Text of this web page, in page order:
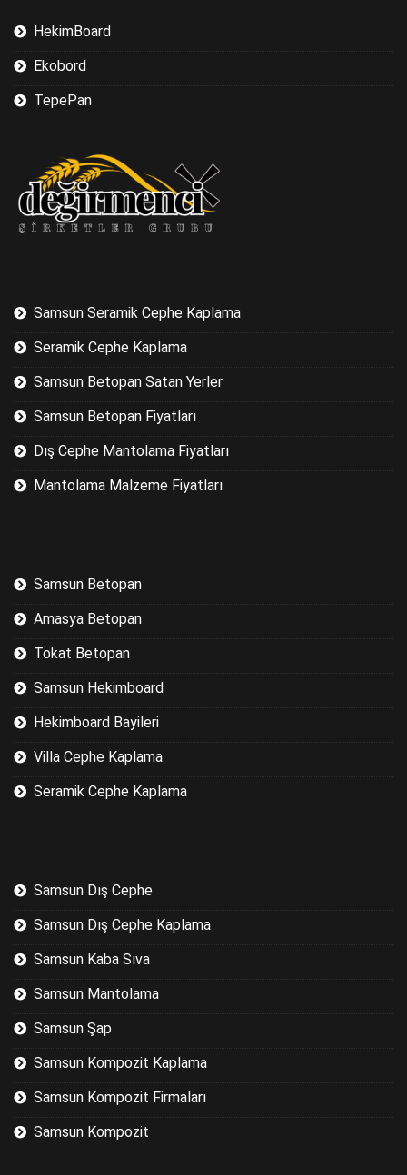
HekimBoard
Ekobord
TepePan
Samsun Seramik Cephe Kaplama
Seramik Cephe Kaplama
Samsun Betopan Satan Yerler
Samsun Betopan Fiyatları
Dış Cephe Mantolama Fiyatları
Mantolama Malzeme Fiyatları
Samsun Betopan
Amasya Betopan
Tokat Betopan
Samsun Hekimboard
Hekimboard Bayileri
Villa Cephe Kaplama
Seramik Cephe Kaplama
Samsun Dış Cephe
Samsun Dış Cephe Kaplama
Samsun Kaba Sıva
Samsun Mantolama
Samsun Şap
Samsun Kompozit Kaplama
Samsun Kompozit Firmaları
Samsun Kompozit